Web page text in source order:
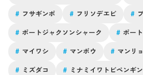
# フサギンポ # フリソデエビ #
# ポートジャクソンシャーク # ポー
# マイワシ # マンボウ # マンリ
# ミズダコ # ミナミイワトビペンギン